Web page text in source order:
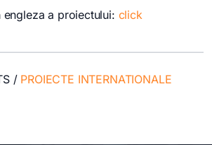
a proiectului: click
/ PROIECTE INTERNATIONALE